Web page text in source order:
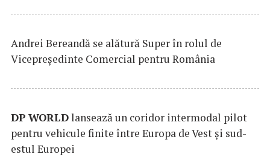
Andrei Bereandă se alătură Super în rolul de
Vicepreședinte Comercial pentru România
DP WORLDlansează un coridor intermodal pilot
pentru vehicule finite între Europa de Vest și sud-
estul Europei